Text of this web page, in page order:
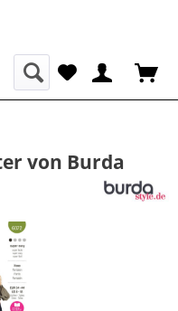
von Burda